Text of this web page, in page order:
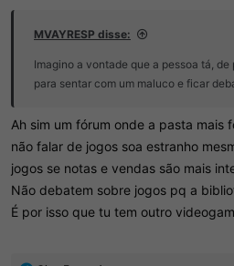
MVAYRESP disse:
Imagino a vontade que a pessoa tá, de
para sentar com um maluco e ficar
Ah sim um fórum onde a pasta mais
não falar de jogos soa estranho
jogos se notas e vendas são mais
Não debatem sobre jogos pq a
É por isso que tu tem outro